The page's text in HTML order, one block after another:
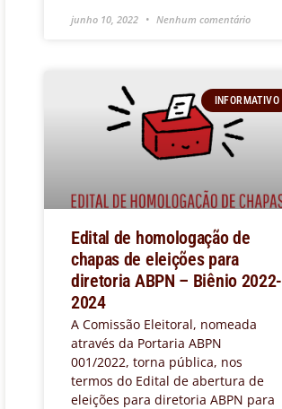
junho 10, 2022 Nenhum comentário
INFORMATIVO
Edital de homologação de
chapas de eleições para
diretoria ABPN – Biênio 2022-
2024
A Comissão Eleitoral, nomeada
através da Portaria ABPN
001/2022, torna pública, nos
termos do Edital de abertura de
eleições para diretoria ABPN para